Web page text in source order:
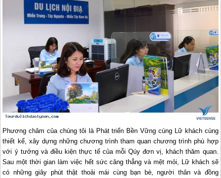
Phương châm của chúng tôi là Phát triển Bền Vững cùng Lữ khách cùng
thiết kế, xây dựng những chương trình tham quan chương trình phù hợp
với ý tưởng và điều kiện thực tế của mỗi Qúy đơn vị, khách thăm quan.
Sau một thời gian làm việc hết sức căng thẳng và mệt mỏi, Lữ khách sẽ
có những giây phút thật thoải mái cùng bạn bè, người thân và đồng